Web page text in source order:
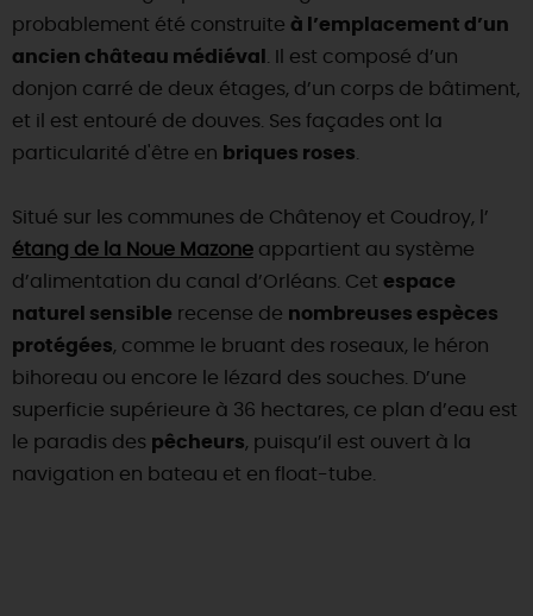
probablement été construite à l’emplacement d’un
ancien château médiéval
. Il est composé d’un
donjon carré de deux étages, d’un corps de bâtiment,
et il est entouré de douves. Ses façades ont la
particularité d'être en briques roses
Situé sur les communes de Châtenoy et Coudroy, l’
étang de la Noue Mazone appartient au système
d’alimentation du canal d’Orléans. Cet espace
naturel sensible recense de nombreuses espèces
protégées, comme le bruant des roseaux, le héron
bihoreau ou encore le lézard des souches. D’une
superficie supérieure à 36 hectares, ce plan d’eau est
le paradis des pêcheurs, puisqu’il est ouvert à la
navigation en bateau et en float-tube.